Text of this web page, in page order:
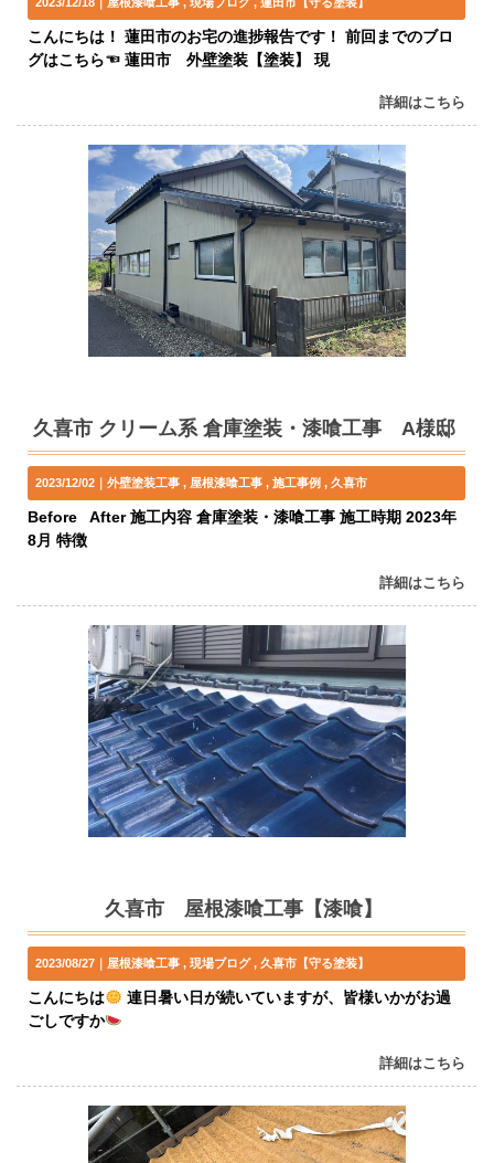
こんにちは！ 蓮田市のお宅の進捗報告です！ 前回までのブロ
グはこちら☜ 蓮田市 外壁塗装【塗装】 現
詳細はこちら
久喜市 クリーム系 倉庫塗装・漆喰工事 A様邸
2023/12/02｜外壁塗装工事 屋根漆喰工事 施工事例 久喜市
Before After 施工内容 倉庫塗装・漆喰工事 施工時期 2023年
8月 特徴
詳細はこちら
久喜市 屋根漆喰工事【漆喰】
2023/08/27｜ 屋根漆喰工事 現場ブログ 久喜市【守る塗装】
こんにちは
連日暑い日が続いていますが、皆様いかがお過
ごしですか
詳細はこちら